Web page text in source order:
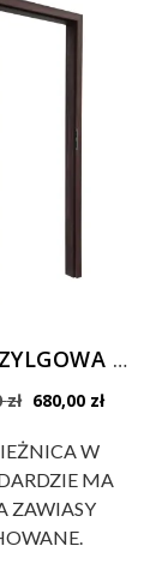
BEZPRZYLGOWA Standard ościeżnica regulowana kolory Standard do drzwi Prestige i Płycinowych Standard
zł Pierwotna
wynosiła:
780,00 zł.
680,00 zł
680,00
W
MA
ZAWIASY